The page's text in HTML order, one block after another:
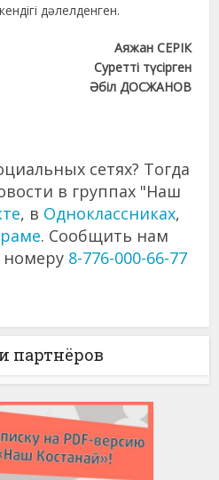
дәлелденген.
Аяжан СЕРІК
Суретті түсірген
Әбіл ДОСЖАНОВ
сетях? Тогда
в группах "Наш
, в Одноклассниках,
. Сообщить нам
8-776-000-66-77
партнёров